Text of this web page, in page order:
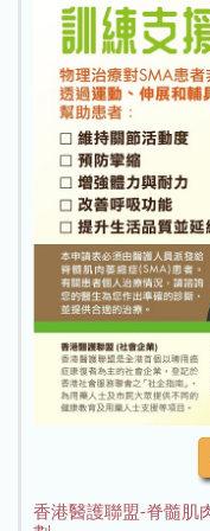
香港醫護聯盟-脊髓肌